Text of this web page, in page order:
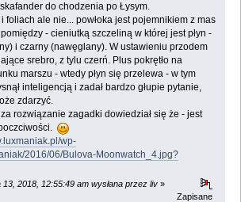
do chodzenia po Łysym.
foliach ale nie... powłoka jest pojemnikiem z mas
- cieniutką szczeliną w której jest płyn -
i czarny (nawęglany). W ustawieniu przodem
srebro, z tylu czerń. Plus pokrętło na
marszu - wtedy płyn się przelewa - w tym
inteligencją i zadał bardzo głupie pytanie,
zdarzyć.
rozwiązanie zagadki dowiedział się że - jest
wp-
2016/06/Bulova-Moonwatch_4.jpg?
2018, 12:55:49 am wysłana przez liv »
Zapisane